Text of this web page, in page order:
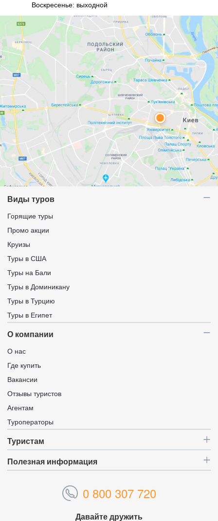
Воскресенье: выходной
Виды туров
Горящие туры
Промо акции
Круизы
Туры в США
Туры на Бали
Туры в Доминикану
Туры в Турцию
Туры в Египет
О компании
О нас
Где купить
Вакансии
Отзывы туристов
Агентам
Туроператоры
Туристам
Полезная информация
0 800 307 720
Давайте дружить